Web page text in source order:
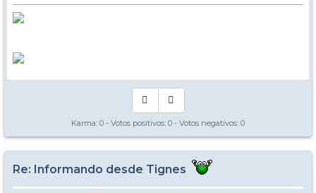
Karma: 0 - Votos positivos: 0 - Votos negativos: 0
Re: Informando desde Tignes